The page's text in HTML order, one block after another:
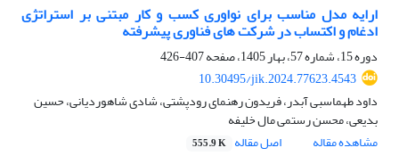
ارایه مدل مناسب برای نواوری کسب و کار مبتنی بر استراتژی
ادغام و اکتساب در شرکت های فناوری پیشرفته
دوره 15، شماره 57، بهار 1405، صفحه
407-426
10.30495/jik.2024.77623.4543
داود طهماسبی آبدر، فریدون رهنمای رودپشتی، شادی شاهوردیانی، حسین
بدیعی، محسن رستمی مال خلیفه
مشاهده مقاله
اصل مقاله 555.9 K